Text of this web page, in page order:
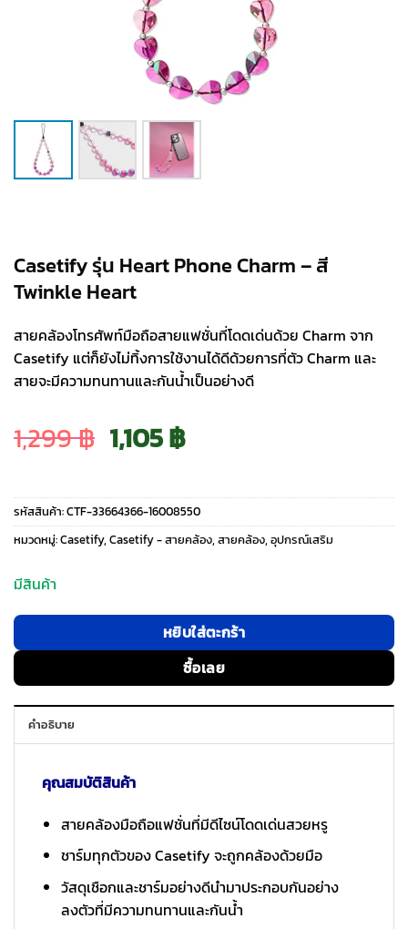
Casetify รุ่น Heart Phone Charm – สี
Twinkle Heart
สายคล้องโทรศัพท์มือถือสายแฟชั่นที่โดดเด่นด้วย Charm จาก
Casetify แต่ก็ยังไม่ทิ้งการใช้งานได้ดีด้วยการที่ตัว Charm และ
สายจะมีความทนทานและกันน้ำเป็นอย่างดี
1,299฿ Original
price
was:
1,105฿Current
price
is:
รหัสสินค้า:CTF-33664366-16008550
หมวดหมู่:Casetify, Casetify - สายคล้อง, สายคล้อง, อุปกรณ์เสริม
มีสินค้า
หยิบใส่ตะกร้า
ซื้อเลย
คำอธิบาย
คุณสมบัติสินค้า
สายคล้องมือถือแฟชั่นที่มีดีไซน์โดดเด่นสวยหรู
ชาร์มทุกตัวของ Casetify จะถูกคล้องด้วยมือ
วัสดุเชือกและชาร์มอย่างดีนำมาประกอบกันอย่าง
ลงตัวที่มีความทนทานและกันน้ำ